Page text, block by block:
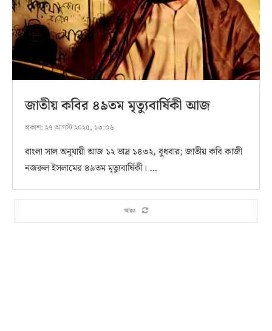
জাতীয় কবির ৪৯তম মৃত্যুবার্ষিকী আজ
প্রকাশ: ২৭ আগস্ট ২০২৫, ১৩:০৬
বাংলা সাল অনুযায়ী আজ ১২ ভাদ্র ১৪৩২, বুধবার; জাতীয় কবি কাজী
নজরুল ইসলামের ৪৯তম মৃত্যুবার্ষিকী। …
আরও